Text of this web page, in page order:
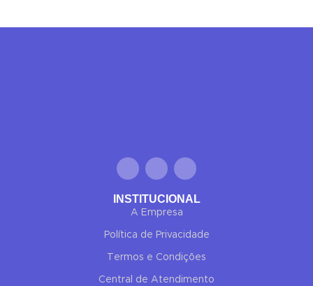
INSTITUCIONAL
A Empresa
Política de Privacidade
Termos e Condições
Central de Atendimento